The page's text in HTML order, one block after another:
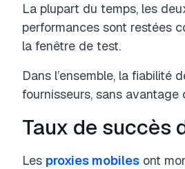
La plupart du temps, les
performances sont restées
la fenêtre de test.
Dans l’ensemble, la fiabilité
fournisseurs, sans avantage
Taux de succès
Les proxies mobiles ont